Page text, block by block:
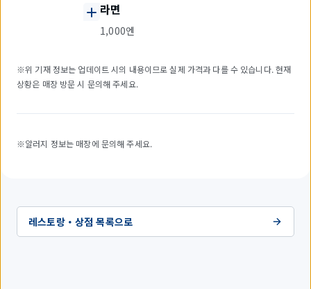
라면
1,000엔
※위 기재 정보는 업데이트 시의 내용이므로 실제 가격과 다를 수 있습니다. 현재
상황은 매장 방문 시 문의해 주세요.
※알러지 정보는 매장에 문의해 주세요.
레스토랑・상점 목록으로